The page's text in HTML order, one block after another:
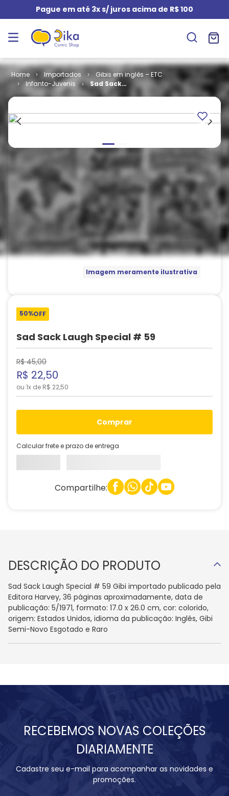
Pague em até 3x s/ juros acima de R$ 100
Importados
Gibis em inglês – ETC
Infanto-Juvenis
Sad Sack
Laugh Special
Imagem meramente ilustrativa
50%OFF
Sad Sack Laugh Special # 59
R$ 45,00
R$ 22,50
ou 1x de R$ 22,50
comprar
Calcular frete e prazo de entrega
Compartilhe:
DESCRIÇÃO DO PRODUTO
Sad Sack Laugh Special # 59 Gibi importado publicado pela
Editora Harvey, 36 páginas aproximadamente, data de
publicação: 5/1971, formato: 17.0 x 26.0 cm, cor: colorido,
origem: Estados Unidos, idioma da publicação: Inglês, Gibi
Semi-Novo Esgotado e Raro
RECEBEMOS NOVAS COLEÇÕES
DIARIAMENTE
Cadastre seu e-mail para acompanhar as novidades e
promoções.